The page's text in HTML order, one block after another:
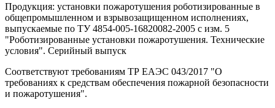
Продукция: установки пожаротушения роботизированные в
общепромышленном и взрывозащищенном исполнениях,
выпускаемые по ТУ 4854-005-16820082-2005 с изм. 5
"Роботизированные установки пожаротушения. Технические
условия". Серийный выпуск
Соответствуют требованиям ТР ЕАЭС 043/2017 "О
требованиях к средствам обеспечения пожарной безопасности
и пожаротушения".